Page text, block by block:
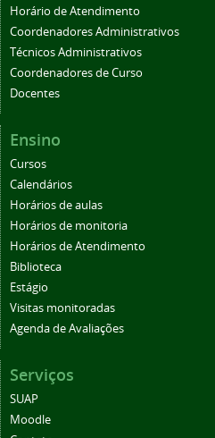
Horário de Atendimento
Coordenadores Administrativos
Técnicos Administrativos
Coordenadores de Curso
Docentes
Ensino
Cursos
Calendários
Horários de aulas
Horários de monitoria
Horários de Atendimento
Biblioteca
Estágio
Visitas monitoradas
Agenda de Avaliações
Serviços
SUAP
Moodle